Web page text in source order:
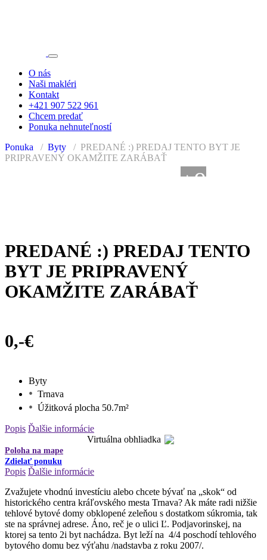
O nás
Naši makléri
Kontakt
+421 907 522 961
Chcem predať
Ponuka nehnuteľností
Ponuka
Byty
PREDANÉ :) PREDAJ TENTO BYT JE
PRIPRAVENÝ OKAMŽITE ZARÁBAŤ
+9
PREDANÉ :) PREDAJ TENTO
BYT JE PRIPRAVENÝ
OKAMŽITE ZARÁBAŤ
Byty
Trnava
Úžitková plocha 50.7m²
0,-€
Popis Ďalšie informácie
Virtuálna obhliadka
Poloha na mape
Zdielať ponuku
Popis Ďalšie informácie
Zvažujete vhodnú investíciu alebo chcete bývať na „skok“ od
historického centra kráľovského mesta Trnava? Ak máte radi nižšie
tehlové bytové domy obklopené zeleňou s dostatkom súkromia, tak
ste na správnej adrese. Áno, reč je o ulici Ľ. Podjavorinskej, na
ktorej sa tento 2i byt nachádza. Byt leží na 4/4 poschodí tehlového
bytového domu bez výťahu /nadstavba z roku 2007/.